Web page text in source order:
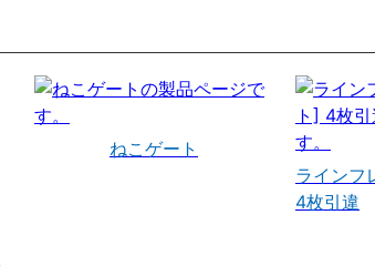
ねこゲート
ラインフ
4枚引違